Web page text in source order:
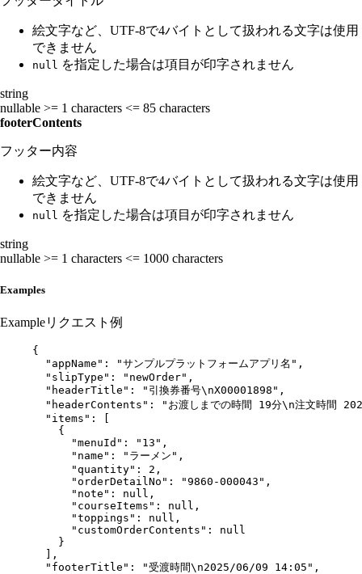
絵文字など、UTF-8で4バイトとして扱われる文字は使用
できません
null を指定した場合は項目が印字されません
string
nullable >= 1 characters <= 85 characters
footerContents
フッター内容
絵文字など、UTF-8で4バイトとして扱われる文字は使用
できません
null を指定した場合は項目が印字されません
string
nullable >= 1 characters <= 1000 characters
Examples
Exampleリクエスト例
{
"appName" : "サンプルプラットフォームアプリ名 " ,
"slipType" : " newOrder" ,
"headerTitle" : " 引換券番号\nX00001898 " ,
"headerContents" : " お渡しまでの時間 19分\n注文時間
"items" : [
{
"menuId" : " 13 " ,
"name" : " ラーメン " ,
"quantity" : 2 ,
"orderDetailNo" : "9860-000043 " ,
"note" : null ,
"courseItems" : null ,
"toppings" : null ,
"customOrderContents" : null
}
],
"footerTitle" : "受渡時間\n2025/06/09 14:05 " ,